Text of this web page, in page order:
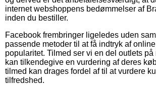
internet webshoppens bedømmelser af
inden du bestiller.
Facebook frembringer ligeledes uden
passende metoder til at få indtryk af
popularitet. Tilmed ser vi en del outlets på
kan tilkendegive en vurdering af deres
tilmed kan drages fordel af til at vurdere
tilfredshed.